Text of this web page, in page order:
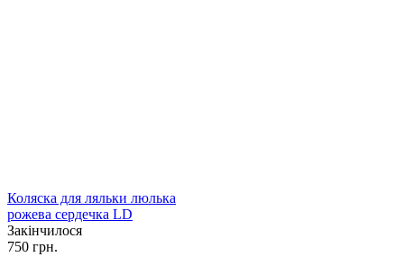
Коляска для ляльки люлька
рожева сердечка LD
Закінчилося
750 грн.